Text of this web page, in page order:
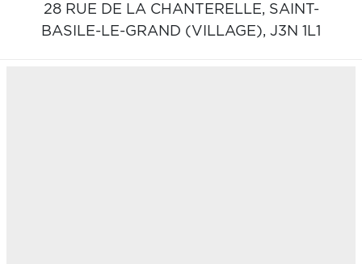
28 RUE DE LA CHANTERELLE, SAINT-
BASILE-LE-GRAND (VILLAGE), J3N 1L1